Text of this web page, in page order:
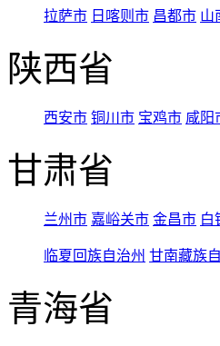
拉萨市 日喀则市 昌都市 山
陕西省
西安市 铜川市 宝鸡市 咸阳
甘肃省
兰州市 嘉峪关市 金昌市 白
临夏回族自治州 甘南藏族
青海省